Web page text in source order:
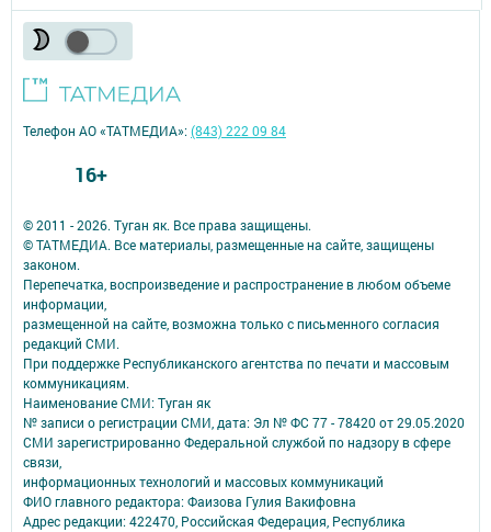
© 2011 - 2026. Туган як. Все права защищены.
© ТАТМЕДИА. Все материалы, размещенные на сайте, защищены
законом.
Перепечатка, воспроизведение и распространение в любом объеме
информации,
размещенной на сайте, возможна только с письменного согласия
редакций СМИ.
При поддержке Республиканского агентства по печати и массовым
коммуникациям.
Наименование СМИ: Туган як
№ записи о регистрации СМИ, дата: Эл № ФС 77 - 78420 от 29.05.2020
СМИ зарегистрированно Федеральной службой по надзору в сфере
связи,
информационных технологий и массовых коммуникаций
ФИО главного редактора: Фаизова Гулия Вакифовна
Адрес редакции: 422470, Российская Федерация, Республика
Телефон АО «ТАТМЕДИА»:(843) 222 09 84
16+